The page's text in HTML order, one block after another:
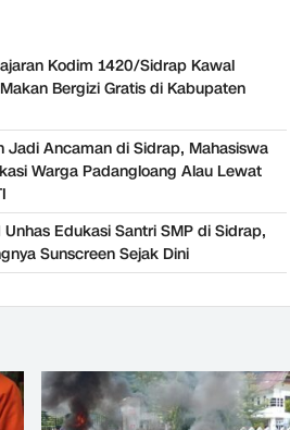
Kodim 1420/Sidrap Kawal
Bergizi Gratis di Kabupaten
Jadi Ancaman di Sidrap, Mahasiswa
Warga Padangloang Alau Lewat
Unhas Edukasi Santri SMP di Sidrap,
Sunscreen Sejak Dini